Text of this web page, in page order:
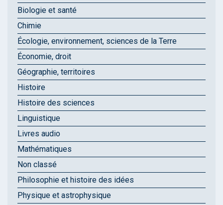
Biologie et santé
Chimie
Écologie, environnement, sciences de la Terre
Économie, droit
Géographie, territoires
Histoire
Histoire des sciences
Linguistique
Livres audio
Mathématiques
Non classé
Philosophie et histoire des idées
Physique et astrophysique